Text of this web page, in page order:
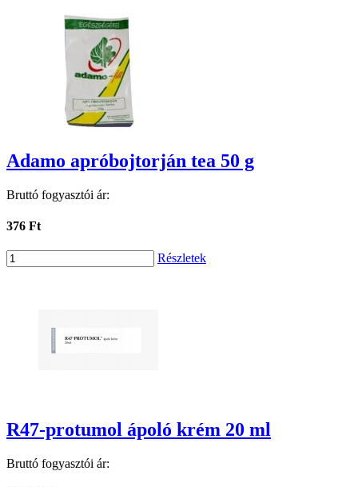
Adamo apróbojtorján tea 50 g
Bruttó fogyasztói ár:
376 Ft
Részletek
R47-protumol ápoló krém 20 ml
Bruttó fogyasztói ár: